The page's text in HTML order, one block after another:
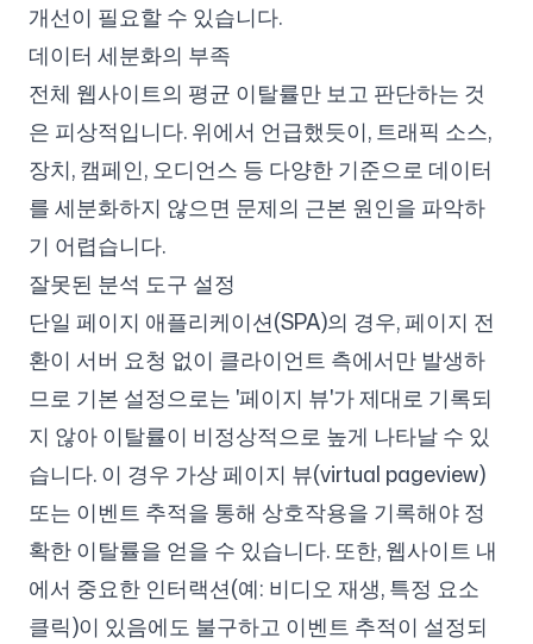
개선이 필요할 수 있습니다.
데이터 세분화의 부족
전체 웹사이트의 평균 이탈률만 보고 판단하는 것
은 피상적입니다. 위에서 언급했듯이, 트래픽 소스,
장치, 캠페인, 오디언스 등 다양한 기준으로 데이터
를 세분화하지 않으면 문제의 근본 원인을 파악하
기 어렵습니다.
잘못된 분석 도구 설정
단일 페이지 애플리케이션(SPA)의 경우, 페이지 전
환이 서버 요청 없이 클라이언트 측에서만 발생하
므로 기본 설정으로는 '페이지 뷰'가 제대로 기록되
지 않아 이탈률이 비정상적으로 높게 나타날 수 있
습니다. 이 경우 가상 페이지 뷰(virtual pageview)
또는 이벤트 추적을 통해 상호작용을 기록해야 정
확한 이탈률을 얻을 수 있습니다. 또한, 웹사이트 내
에서 중요한 인터랙션(예: 비디오 재생, 특정 요소
클릭)이 있음에도 불구하고 이벤트 추적이 설정되